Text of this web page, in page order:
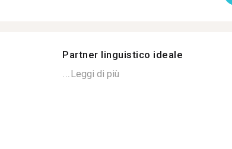
Partner linguistico ideale
...Leggi di più